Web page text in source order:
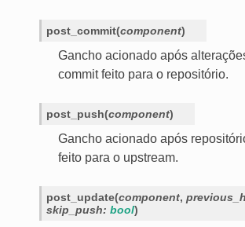
post_commit(component)
Gancho acionado após
commit feito para o repositório.
post_push(component)
Gancho acionado após
feito para o upstream.
post_update(component,
skip_push: bool)